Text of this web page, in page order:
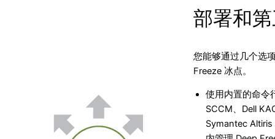
部署和
您能够通过几个选
Freeze 冰点。
使用内置的命令
SCCM、Dell
Symantec